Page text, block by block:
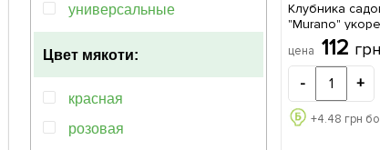
универсальные
Цвет мякоти:
красная
розовая
Клубника
"Murano"
контейнере 1 саженец в
упаковке
цена 112 грн
- +
+4.48 грн